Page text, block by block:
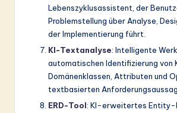
Lebenszyklusassistent, der
Problemstellung über Analyse,
der Implementierung führt.
KI-Textanalyse: Intelligente
automatischen Identifizierung von
Domänenklassen, Attributen und
textbasierten
ERD-Tool: KI-erweitertes Entity-